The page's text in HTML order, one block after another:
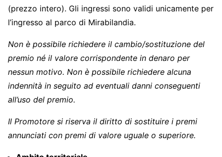
(prezzo intero). Gli ingressi sono validi unicamente per
l’ingresso al parco di Mirabilandia.
Non è possibile richiedere il cambio/sostituzione del
premio né il valore corrispondente in denaro per
nessun motivo. Non è possibile richiedere alcuna
indennità in seguito ad eventuali danni conseguenti
all’uso del premio.
Il Promotore si riserva il diritto di sostituire i premi
annunciati con premi di valore uguale o superiore.